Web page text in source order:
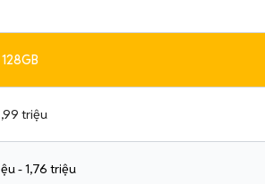
128GB
triệu
- 1,76 triệu